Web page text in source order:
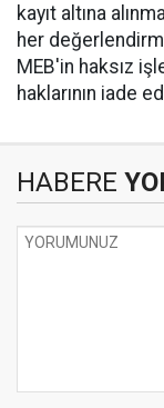
kayıt altına
her
MEB'in haksız
haklarının iade
HABERE